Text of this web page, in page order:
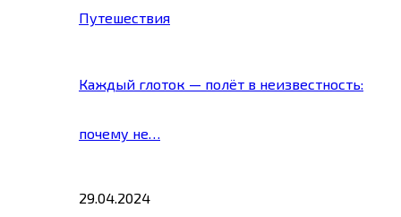
Путешествия
Каждый глоток — полёт в неизвестность:
почему не…
29.04.2024